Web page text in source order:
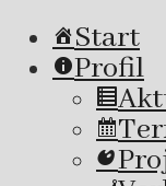
Start
Profil